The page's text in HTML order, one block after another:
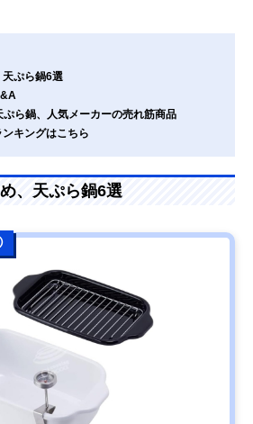
天ぷら鍋6選
ぷら鍋、人気メーカーの売れ筋商品
キングはこちら
、天ぷら鍋6選